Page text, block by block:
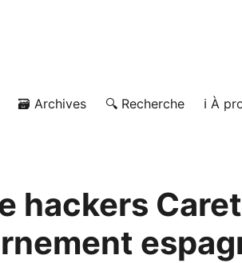
🗃️ Archives 🔍 Recherche ℹ️ À
hackers